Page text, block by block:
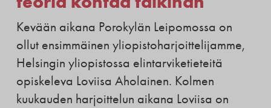
Kevään aikana Porokylän Leipomossa on
ollut ensimmäinen yliopistoharjoittelijamme,
Helsingin yliopistossa elintarviketieteitä
opiskeleva Loviisa Aholainen. Kolmen
kuukauden harjoittelun aikana Loviisa on